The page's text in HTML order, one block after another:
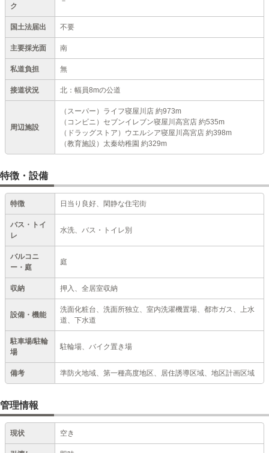
ク
国土法届出 不要
主要採光面 南
私道負担 無
接道状況 北：幅員8mの公道
周辺施設
（スーパー）ライフ寝屋川店 約973m
（コンビニ）セブンイレブン寝屋川高宮店 約535m
（ドラッグストア）ウエルシア寝屋川高宮店 約398m
（教育施設）太秦幼稚園 約329m
特徴・設備
特徴 日当り良好、閑静な住宅街
バス・トイ
レ
水洗、バス・トイレ別
バルコニ
ー・庭
庭
収納 押入、全居室収納
設備・機能
洗面化粧台、洗面所独立、室内洗濯機置場、都市ガス、上水
道、下水道
駐車場/駐輪
場
駐輪場、バイク置き場
備考 準防火地域、第一種高度地区、居住誘導区域、地区計画区域
管理情報
現状 空き